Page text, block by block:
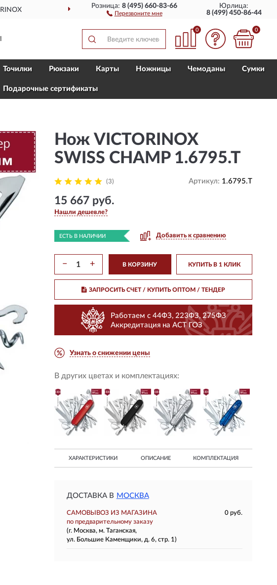
ДОСТАВИМПО ВСЕЙ РОССИИ
Розница:8 (495) 660-83-66
Перезвоните мне
Юрлица:
8 (499) 450-86-44
0 0
Точилки Рюкзаки Карты Ножницы Чемоданы Сумки
Подарочные сертификаты
Нож VICTORINOX
SWISS CHAMP 1.6795.T
(3) Артикул: 1.6795.T
15 667 руб.
Нашли дешевле?
ЕСТЬ В НАЛИЧИИ Добавить к сравнению
− + В КОРЗИНУ КУПИТЬ В 1 КЛИК
ЗАПРОСИТЬ СЧЕТ / КУПИТЬ ОПТОМ/ ТЕНДЕР
Работаем с 44ФЗ, 223ФЗ, 275ФЗ
Аккредитация на АСТ ГОЗ
Узнать о снижении цены
В других цветах и комплектациях:
ХАРАКТЕРИСТИКИ ОПИСАНИЕ КОМПЛЕКТАЦИЯ
ДОСТАВКА В МОСКВА
САМОВЫВОЗ ИЗ МАГАЗИНА
0 руб.
по предварительному заказу
(г. Москва, м. Таганская,
ул. Большие Каменщики, д. 6, стр. 1)